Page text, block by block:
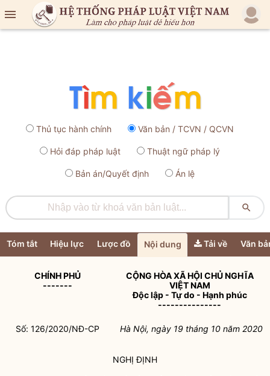

Thủ tục hành chính Văn bản / TCVN / QCVN
Hỏi đáp pháp luật Thuật ngữ pháp lý
Bản án/Quyết định Án lệ

Tóm tắt Hiệu lực Lược đồ Nội dung Tải về Văn
CHÍNH PHỦ
-------
CỘNG HÒA XÃ HỘI CHỦ NGHĨA
VIỆT NAM
Độc lập - Tự do - Hạnh phúc
---------------
Số: 126/2020/NĐ-CP Hà Nội, ngày 19 tháng 10 năm 2020
NGHỊ ĐỊNH